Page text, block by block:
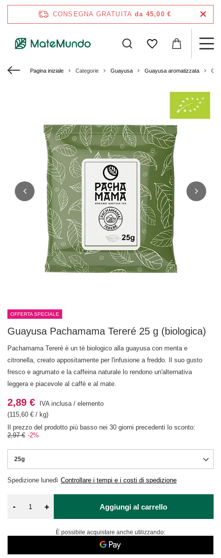
CONSEGNA GRATUITA da 45,00 €
Pagina iniziale Categorie Guayusa Guayusa aromatizzata
OFFERTA SPECIALE
Guayusa Pachamama Tereré 25 g (biologica)
Pachamama Tereré è un tè biologico alla guayusa con menta e
citronella, creato appositamente per l'infusione a freddo. Il suo gusto
fresco e agrumato e la caffeina naturale lo rendono un'alternativa
leggera e piacevole al caffè e al mate.
25g
Spedizione lunedì Controllare i tempi e i costi di spedizione
2,89 € IVA inclusa/ elemento
(115,60 € / kg)
Il prezzo del prodotto più basso nei 30 giorni precedenti lo sconto:
2,97 € -2%
- + Aggiungi al carrello
È possibile acquistare anche utilizzando: